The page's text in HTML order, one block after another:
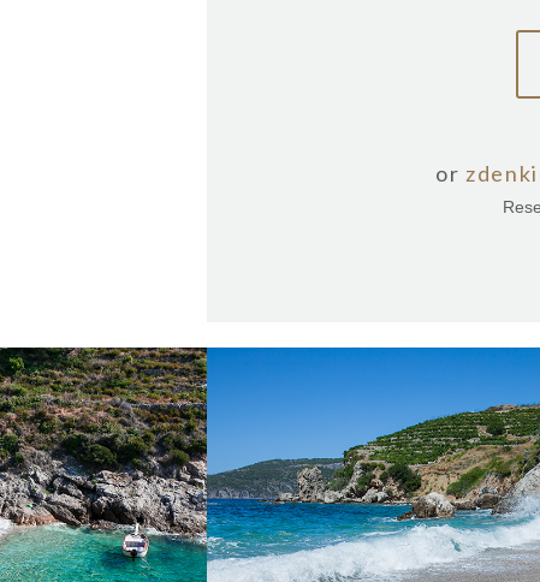
or
si trova a 10 minuti di
taxi. È una piccola
con la famiglia e
limpido.
La spiaggia Žolo grande si trova a 5
corsa da Komiža con la nostra barca
una delle spiagge maggiori nei
Komiža ed è ideale per una gita di un
In parte è coperta da tamerice che fa
naturale.